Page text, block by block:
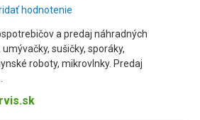
hodnotenie
a predaj náhradných
sušičky, sporáky,
roboty, mikrovlnky. Predaj